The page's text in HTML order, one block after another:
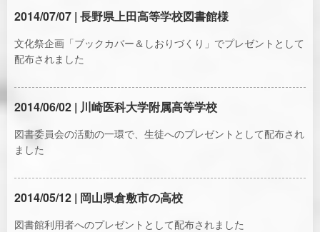
2014/07/07 | 長野県上田高等学校図書館様
文化祭企画「ブックカバー＆しおりづくり」でプレゼントとして
配布されました
2014/06/02 | 川崎医科大学附属高等学校
図書委員会の活動の一環で、生徒へのプレゼントとして配布され
ました
2014/05/12 | 岡山県倉敷市の高校
図書館利用者へのプレゼントとして配布されました